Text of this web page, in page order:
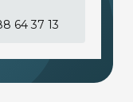
64 37 13